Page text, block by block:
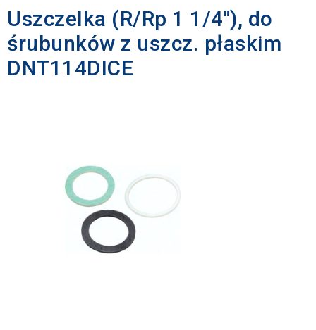
Uszczelka (R/Rp 1 1/4"), do
śrubunków z uszcz. płaskim
DNT114DICE